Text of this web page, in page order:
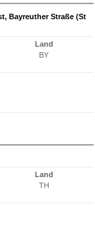
Bayreuther Straße (St
Land
BY
Land
TH